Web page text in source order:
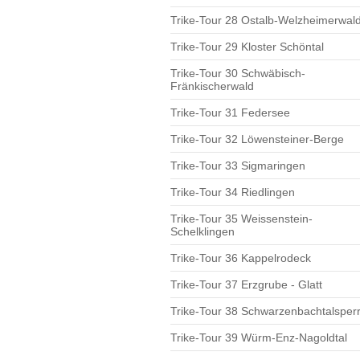
Trike-Tour 28 Ostalb-
Trike-Tour 29 Kloster Schöntal
Trike-Tour 30 Schwäbisch-
Fränkischerwald
Trike-Tour 31 Federsee
Trike-Tour 32 Löwensteiner-Berge
Trike-Tour 33 Sigmaringen
Trike-Tour 34 Riedlingen
Trike-Tour 35 Weissenstein-
Schelklingen
Trike-Tour 36 Kappelrodeck
Trike-Tour 37 Erzgrube - Glatt
Trike-Tour 38
Trike-Tour 39 Würm-Enz-Nagoldtal